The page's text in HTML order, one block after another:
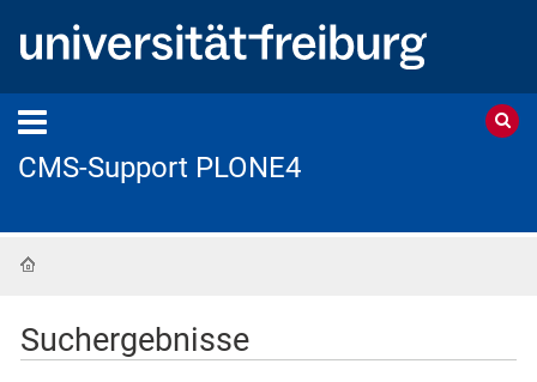
CMS-Support PLONE4
Suchergebnisse